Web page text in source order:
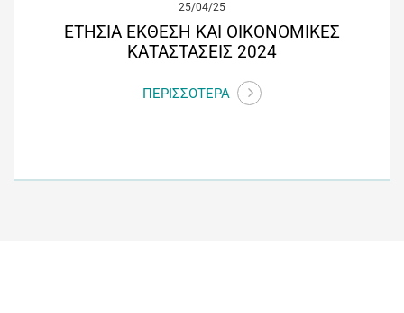
25/04/25
ΕΤΗΣΙΑ ΕΚΘΕΣΗ ΚΑΙ ΟΙΚΟΝΟΜΙΚΕΣ
ΚΑΤΑΣΤΑΣΕΙΣ 2024
ΠΕΡΙΣΣΟΤΕΡΑ